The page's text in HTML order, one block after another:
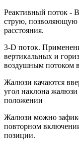
Реактивный поток -
струю, позволяющую
расстояния.
3-D поток.
вертикальных и
воздушным потоком
Жалюзи качаются
угол наклона
положении
Жалюзи можно
повторном
позиции.